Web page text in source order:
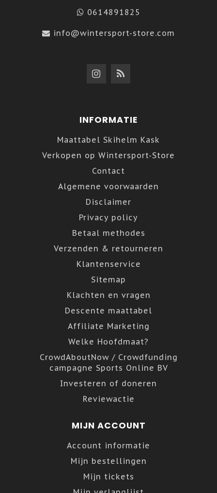
0614891825
info@wintersport-store.com
INFORMATIE
Maattabel Skihelm Kask
Verkopen op Wintersport-Store
Contact
Algemene voorwaarden
Disclaimer
Privacy policy
Betaal methodes
Verzenden & retourneren
Klantenservice
Sitemap
Klachten en vragen
Descente maattabel
Affiliate Marketing
Welke Hoofdmaat?
CrowdAboutNow / Crowdfunding
campagne Sports Online BV
Investeren of doneren
Reviewactie
MIJN ACCOUNT
Account informatie
Mijn bestellingen
Mijn tickets